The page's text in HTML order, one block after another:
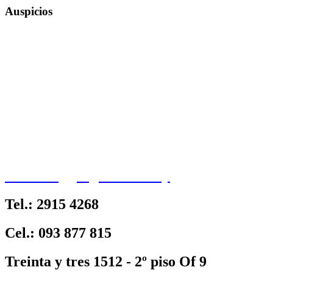
Auspicios
Tel.: 2915 4268
Cel.: 093 877 815
Treinta y tres 1512 - 2º piso Of 9